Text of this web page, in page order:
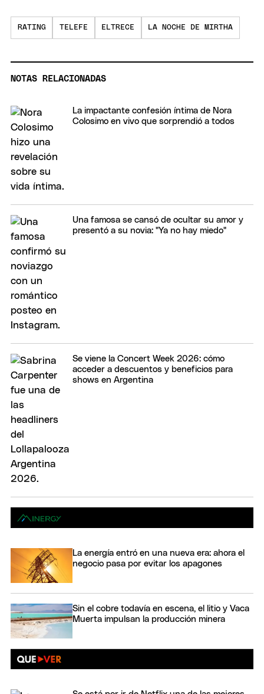
RATING TELEFE ELTRECE LA NOCHE DE MIRTHA
NOTAS RELACIONADAS
La impactante confesión íntima de Nora
Colosimo en vivo que sorprendió a todos
Una famosa se cansó de ocultar su amor y
presentó a su novia: "Ya no hay miedo"
Se viene la Concert Week 2026: cómo
acceder a descuentos y beneficios para
shows en Argentina
La energía entró en una nueva era: ahora el
negocio pasa por evitar los apagones
Sin el cobre todavía en escena, el litio y Vaca
Muerta impulsan la producción minera